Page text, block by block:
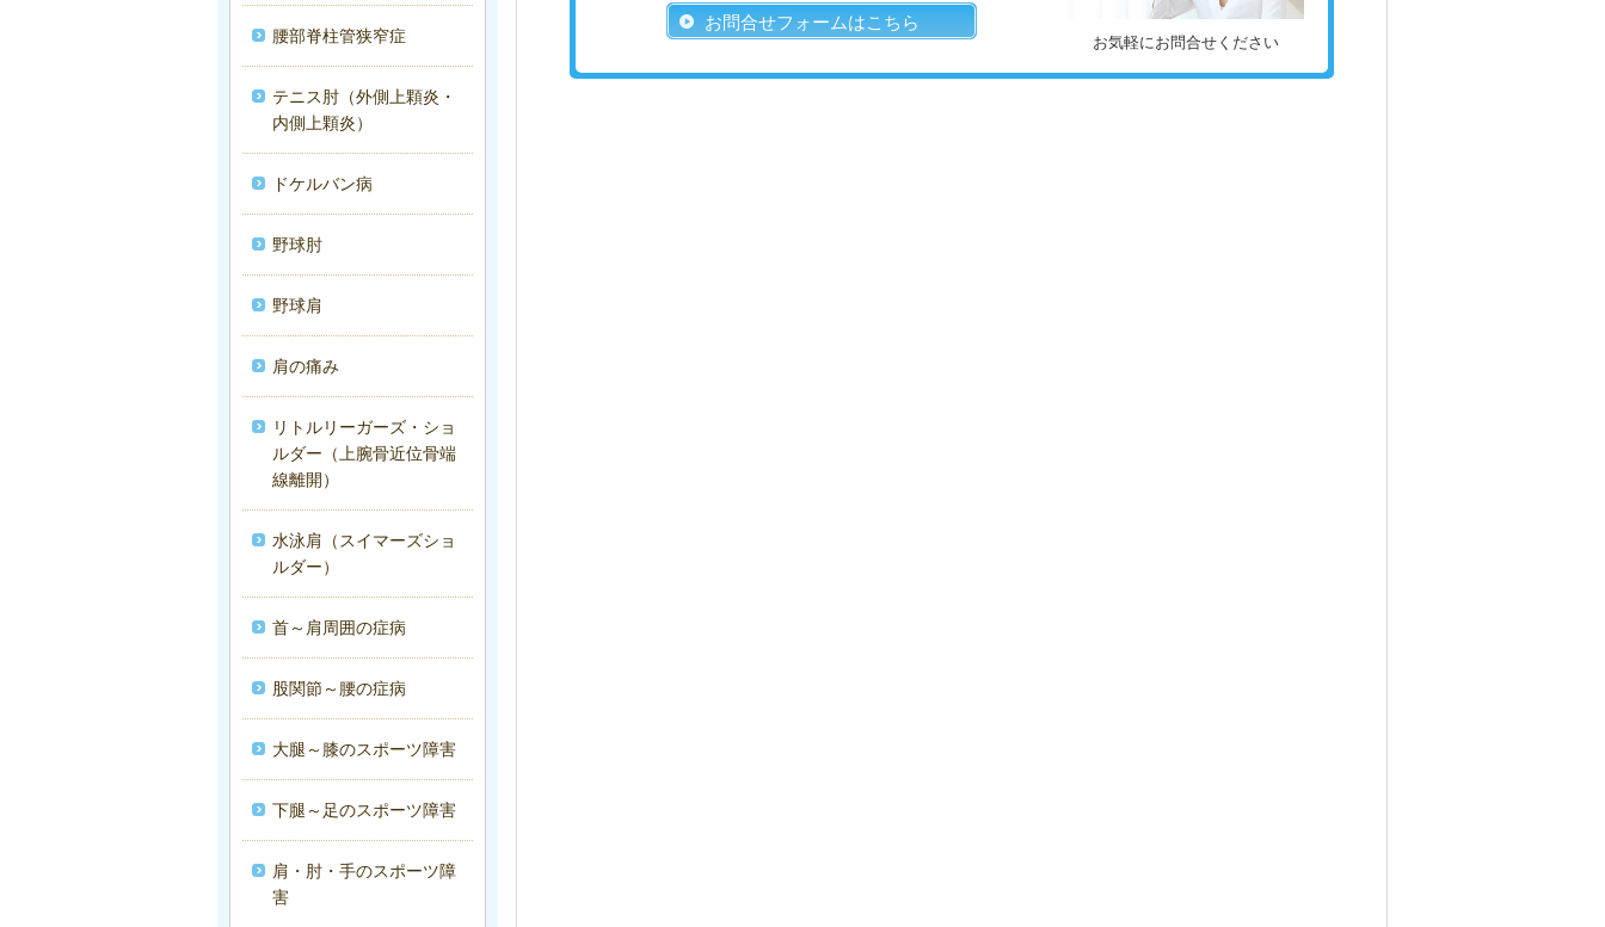
お気軽にお問合せください
お問合せフォームはこちら
腰部脊柱管狭窄症
テニス肘（外側上顆炎・
内側上顆炎）
ドケルバン病
野球肘
野球肩
肩の痛み
リトルリーガーズ・ショ
ルダー（上腕骨近位骨端
線離開）
水泳肩（スイマーズショ
ルダー）
首～肩周囲の症病
股関節～腰の症病
大腿～膝のスポーツ障害
下腿～足のスポーツ障害
肩・肘・手のスポーツ障
害